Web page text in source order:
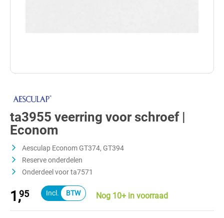
ta3955 veerring voor schroef |
Econom
Aesculap Econom GT374, GT394
Reserve onderdelen
Onderdeel voor ta7571
1,95 Nog 10+ in voorraad